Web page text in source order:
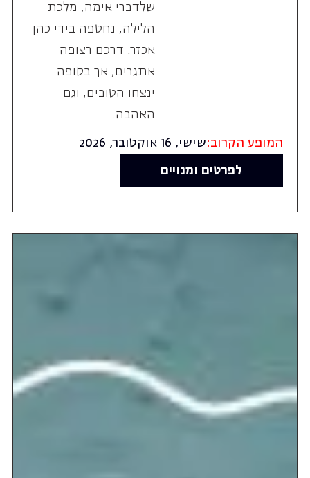
שלדברי אימה, מלכת
הלילה, נחטפה בידי כהן
אכזר. דרכם רצופה
אתגרים, אך בסופה
ינצחו הטובים, וגם
האהבה.
המופע הקרוב:שישי, 16 אוקטובר, 2026
לפרטים ומנויים